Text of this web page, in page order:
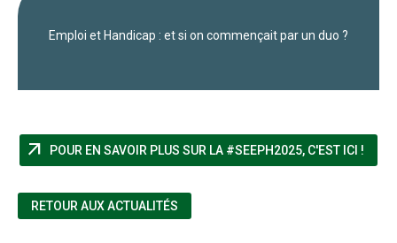
Emploi et Handicap : et si on commençait par un duo ?
arrow_outward POUR EN SAVOIR PLUS SUR LA #SEEPH2025, C'EST ICI !
RETOUR AUX ACTUALITÉS